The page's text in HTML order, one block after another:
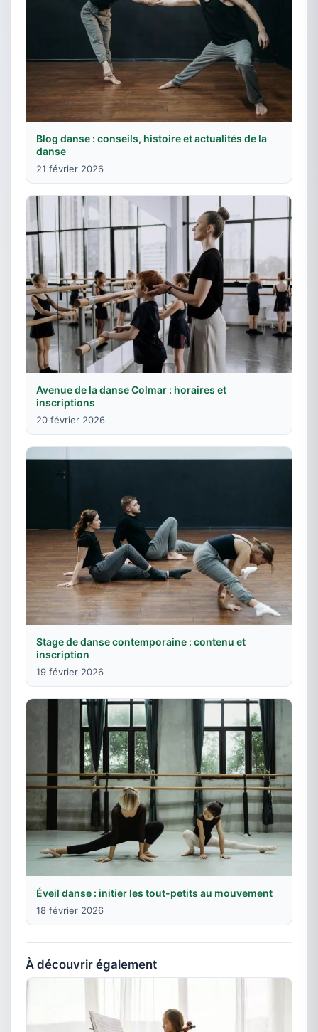
Blog danse : conseils, histoire et actualités de la
danse
21 février 2026
Avenue de la danse Colmar : horaires et
inscriptions
20 février 2026
Stage de danse contemporaine : contenu et
inscription
19 février 2026
Éveil danse : initier les tout-petits au mouvement
18 février 2026
À découvrir également